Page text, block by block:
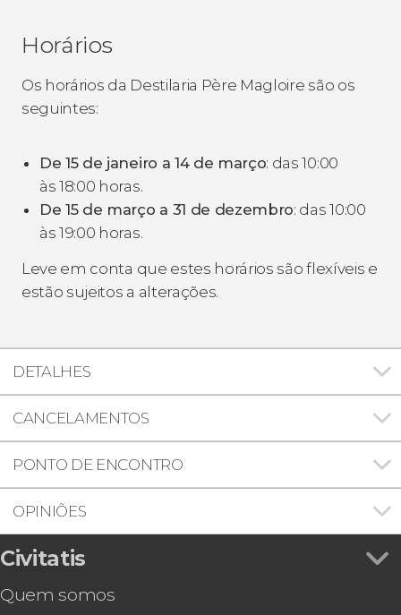
Horários
Os horários da Destilaria Père Magloire são os
seguintes:
De 15 de janeiro a 14 de março: das 10:00
às 18:00 horas.
De 15 de março a 31 de dezembro: das 10:00
às 19:00 horas.
Leve em conta que estes horários são flexíveis e
estão sujeitos a alterações.
DETALHES
CANCELAMENTOS
PONTO DE ENCONTRO
OPINIÕES
Civitatis
Quem somos